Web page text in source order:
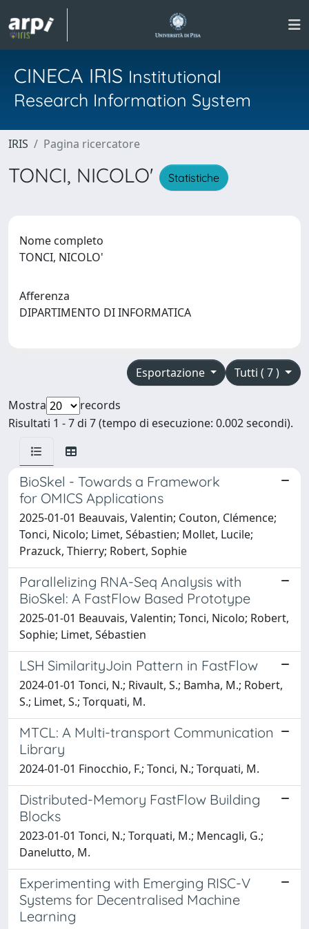
CINECA IRIS Institutional
Research Information System
IRIS Pagina ricercatore
TONCI, NICOLO' Statistiche
Nome completo
TONCI, NICOLO'
Afferenza
DIPARTIMENTO DI INFORMATICA
Tutti ( 7 )
Esportazione
Mostra
records
Risultati 1 - 7 di 7 (tempo di esecuzione: 0.002 secondi).
BioSkel - Towards a Framework
for OMICS Applications
2025-01-01 Beauvais, Valentin; Couton, Clémence;
Tonci, Nicolo; Limet, Sébastien; Mollet, Lucile;
Prazuck, Thierry; Robert, Sophie
Parallelizing RNA-Seq Analysis with
BioSkel: A FastFlow Based Prototype
2025-01-01 Beauvais, Valentin; Tonci, Nicolo; Robert,
Sophie; Limet, Sébastien
LSH SimilarityJoin Pattern in FastFlow
2024-01-01 Tonci, N.; Rivault, S.; Bamha, M.; Robert,
S.; Limet, S.; Torquati, M.
MTCL: A Multi-transport Communication
Library
2024-01-01 Finocchio, F.; Tonci, N.; Torquati, M.
Distributed-Memory FastFlow Building
Blocks
2023-01-01 Tonci, N.; Torquati, M.; Mencagli, G.;
Danelutto, M.
Experimenting with Emerging RISC-V
Systems for Decentralised Machine
Learning